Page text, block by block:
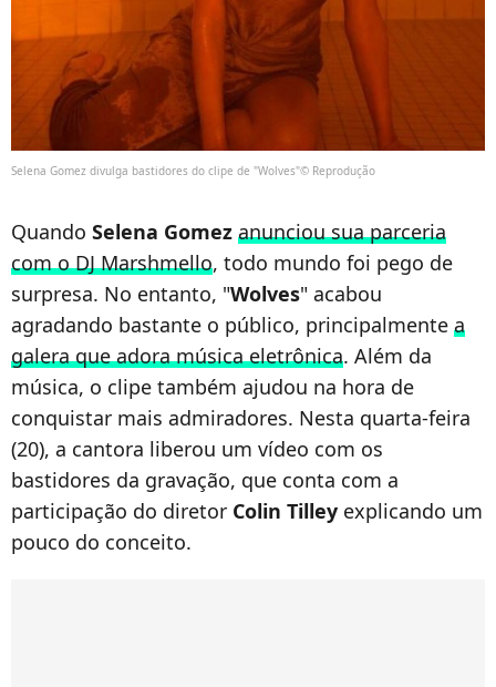
Selena Gomez divulga bastidores do clipe de "Wolves"© Reprodução
Quando Selena Gomez anunciou sua parceria
com o DJ Marshmello, todo mundo foi pego de
surpresa. No entanto, "Wolves" acabou
agradando bastante o público, principalmente a
galera que adora música eletrônica. Além da
música, o clipe também ajudou na hora de
conquistar mais admiradores. Nesta quarta-feira
(20), a cantora liberou um vídeo com os
bastidores da gravação, que conta com a
participação do diretor Colin Tilley explicando um
pouco do conceito.